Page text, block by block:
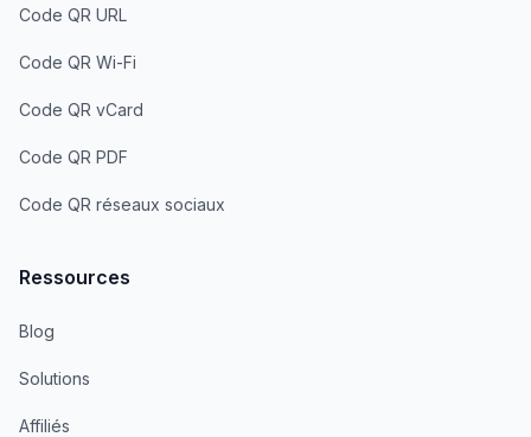
Code QR URL
Code QR Wi-Fi
Code QR vCard
Code QR PDF
Code QR réseaux sociaux
Ressources
Blog
Solutions
Affiliés